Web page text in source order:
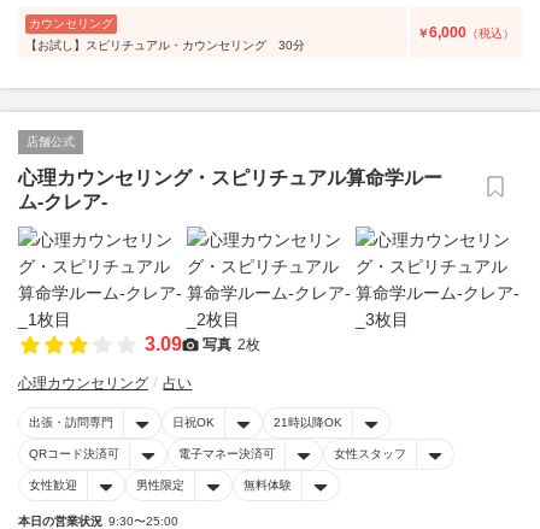
カウンセリング
【お試し】スピリチュアル・カウンセリング 30分
￥6,000 （税込）
店舗公式
心理カウンセリング・スピリチュアル算命学ルー
ム-クレア-
3.09 写真 2枚
心理カウンセリング 占い
出張・訪問専門 日祝OK 21時以降OK
QRコード決済可 電子マネー決済可 女性スタッフ
女性歓迎 男性限定 無料体験
本日の営業状況 9:30〜25:00